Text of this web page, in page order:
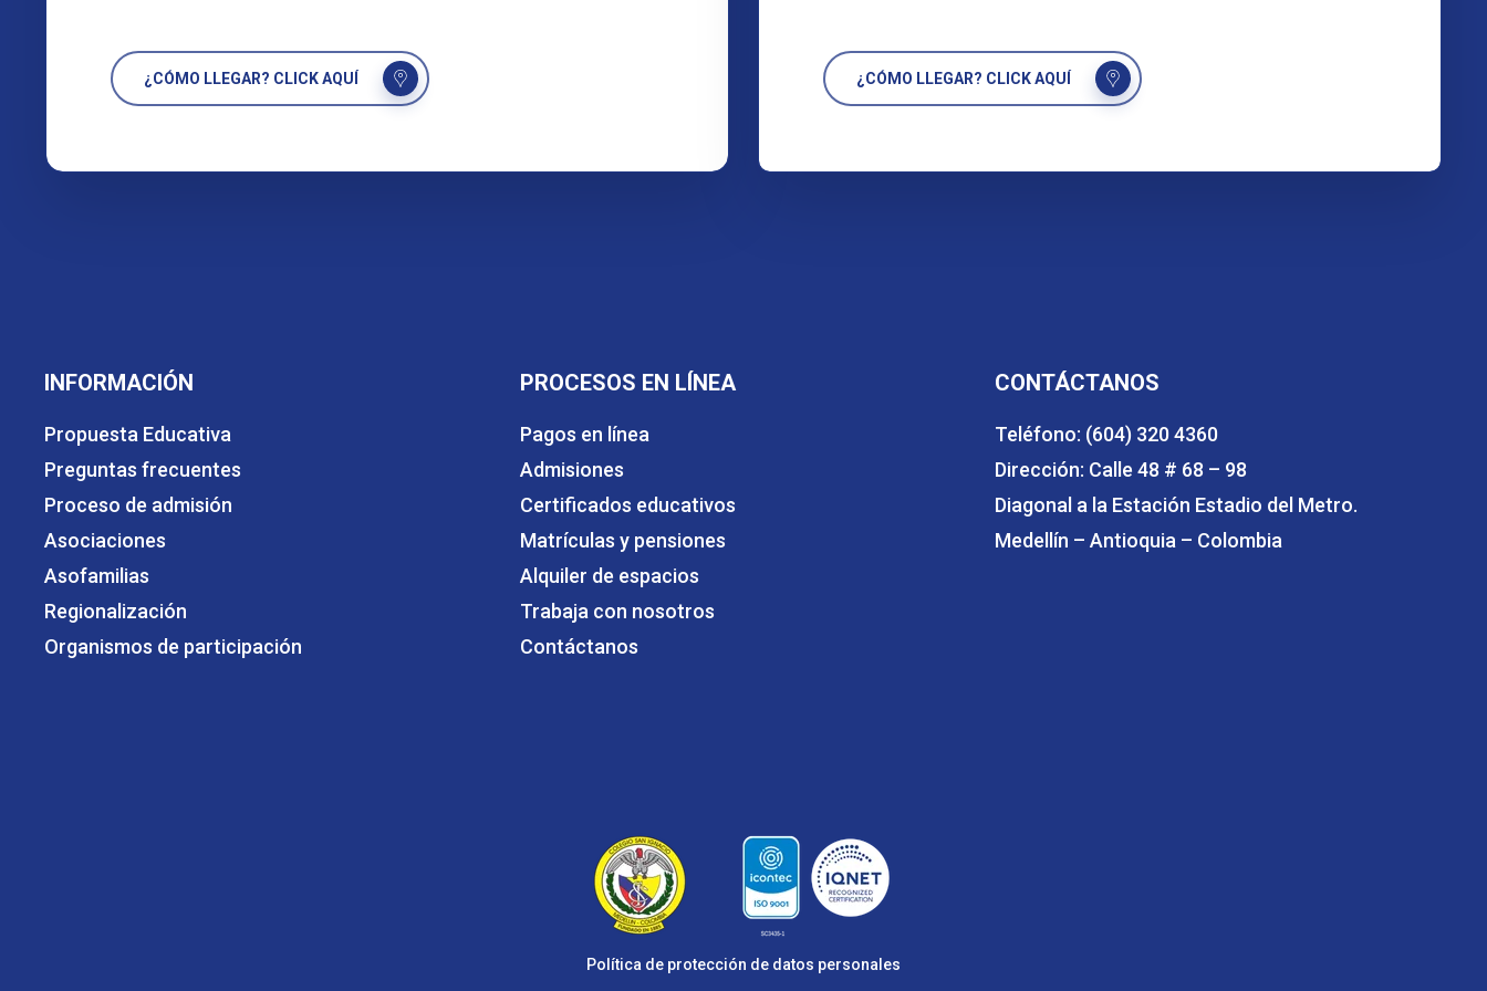
¿CÓMO LLEGAR? CLICK AQUÍ ¿CÓMO LLEGAR? CLICK AQUÍ
INFORMACIÓN
Propuesta Educativa
Preguntas frecuentes
Proceso de admisión
Asociaciones
Asofamilias
Regionalización
Organismos de participación
PROCESOS EN LÍNEA
Pagos en línea
Admisiones
Certificados educativos
Matrículas y pensiones
Alquiler de espacios
Trabaja con nosotros
Contáctanos
CONTÁCTANOS
Teléfono: (604) 320 4360
Dirección: Calle 48 # 68 – 98
Diagonal a la Estación Estadio del Metro.
Medellín – Antioquia – Colombia
Política de protección de datos personales